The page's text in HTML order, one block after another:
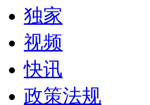
独家
视频
快讯
政策法规